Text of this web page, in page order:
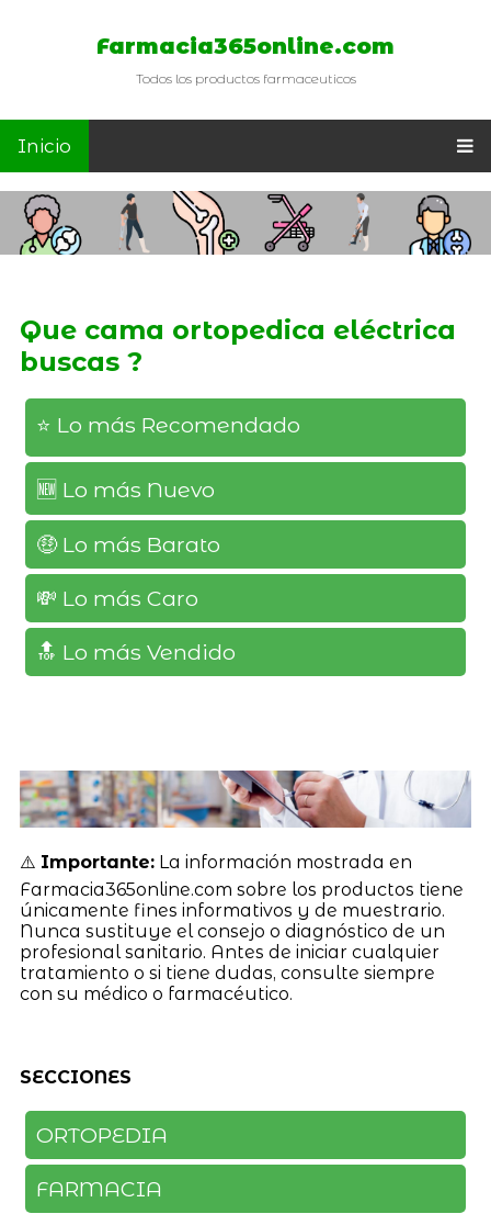
Farmacia365online.com
Todos los productos farmaceuticos
Inicio
Que cama ortopedica eléctrica
buscas ?
⭐️ Lo más Recomendado
🆕️ Lo más Nuevo
🤑 Lo más Barato
💸 Lo más Caro
🔝 Lo más Vendido
⚠️ Importante:La información mostrada en
Farmacia365online.com sobre los productos tiene
únicamente fines informativos y de muestrario.
Nunca sustituye el consejo o diagnóstico de un
profesional sanitario. Antes de iniciar cualquier
tratamiento o si tiene dudas, consulte siempre
con su médico o farmacéutico.
SECCIONES
ORTOPEDIA
FARMACIA